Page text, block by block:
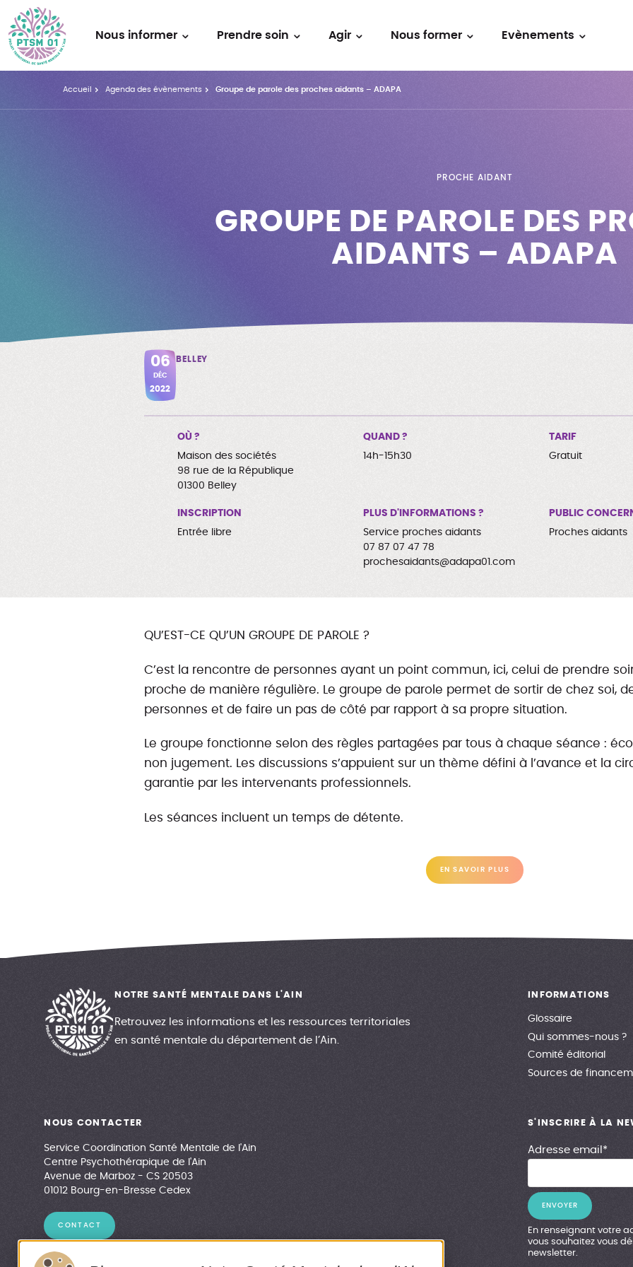
Nous informer Prendre soin Agir Nous former Evènements
Accueil Agenda des évènements Groupe de parole des proches aidants – ADAPA
PROCHE AIDANT
GROUPE DE PAROLE DES
AIDANTS – ADAPA
06
DÉC
2022
BELLEY
OÙ ?
Maison des sociétés
98 rue de la République
01300 Belley
QUAND ?
14h-15h30
TARIF
Gratuit
INSCRIPTION
Entrée libre
PLUS D'INFORMATIONS ?
Service proches aidants
07 87 07 47 78
prochesaidants@adapa01.com
PUBLIC
Proches aidants
QU’EST-CE QU’UN GROUPE DE PAROLE ?
C’est la rencontre de personnes ayant un point commun, ici, celui de prendre
proche de manière régulière. Le groupe de parole permet de sortir de chez soi,
personnes et de faire un pas de côté par rapport à sa propre situation.
Le groupe fonctionne selon des règles partagées par tous à chaque séance :
non jugement. Les discussions s’appuient sur un thème défini à l’avance et la
garantie par les intervenants professionnels.
Les séances incluent un temps de détente.
EN SAVOIR PLUS
NOTRE SANTÉ MENTALE DANS L'AIN
Retrouvez les informations et les ressources territoriales
en santé mentale du département de l’Ain.
NOUS CONTACTER
Service Coordination Santé Mentale de l'Ain
Centre Psychothérapique de l'Ain
Avenue de Marboz - CS 20503
01012 Bourg-en-Bresse Cedex
CONTACT
INFORMATIONS
Glossaire
Qui sommes-nous ?
Comité éditorial
Sources de
S'INSCRIRE À LA
Adresse email*
En renseignant votre
vous souhaitez vous
newsletter.